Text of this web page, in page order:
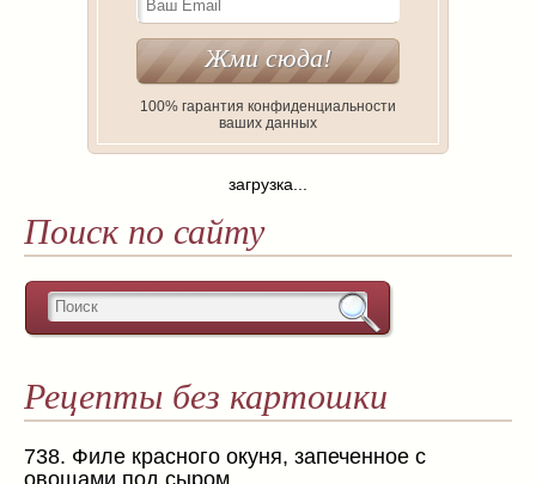
100% гарантия конфиденциальности
ваших данных
загрузка...
Поиск по сайту
Рецепты без картошки
738. Филе красного окуня, запеченное с
овощами под сыром